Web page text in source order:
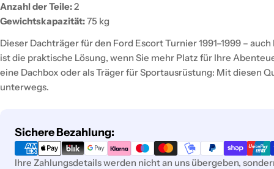
Anzahl der Teile:2
Gewichtskapazität:75 kg
Dieser Dachträger für den Ford Escort Turnier 1991–1999 –
ist die praktische Lösung, wenn Sie mehr Platz für Ihre
eine Dachbox oder als Träger für Sportausrüstung: Mit diesen
unterwegs.
Sichere Bezahlung:
Zahlungsmethoden
Ihre Zahlungsdetails werden nicht an uns übergeben,